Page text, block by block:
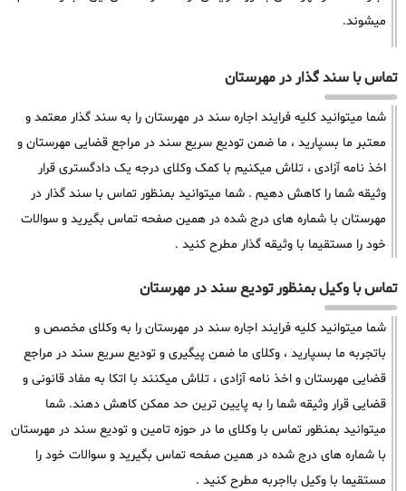
میشوند.
تماس با سند گذار در مهرستان
شما میتوانید کلیه فرایند اجاره سند در مهرستان را به سند گذار معتمد و
معتبر ما بسپارید ، ما ضمن تودیع سریع سند در مراجع قضایی مهرستان و
اخذ نامه آزادی ، تلاش میکنیم با کمک وکلای درجه یک دادگستری قرار
وثیقه شما را کاهش دهیم . شما میتوانید بمنظور تماس با سند گذار در
مهرستان با شماره های درج شده در همین صفحه تماس بگیرید و سوالات
خود را مستقیما با وثیقه گذار مطرح کنید .
تماس با وکیل بمنظور تودیع سند در مهرستان
شما میتوانید کلیه فرایند اجاره سند در مهرستان را به وکلای مخصص و
باتجربه ما بسپارید ، وکلای ما ضمن پیگیری و تودیع سریع سند در مراجع
قضایی مهرستان و اخذ نامه آزادی ، تلاش میکنند با اتکا به مفاد قانونی و
قضایی قرار وثیقه شما را به پایین ترین حد ممکن کاهش دهند. شما
میتوانید بمنظور تماس با وکلای ما در حوزه تامین و تودیع سند در مهرستان
با شماره های درج شده در همین صفحه تماس بگیرید و سوالات خود را
مستقیما با وکیل بااجربه مطرح کنید .